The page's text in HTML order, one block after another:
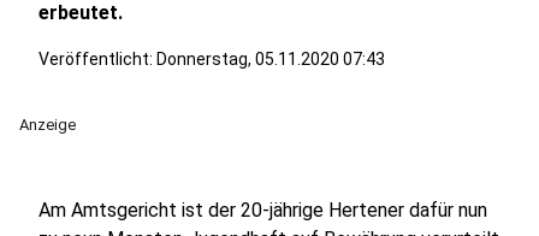
erbeutet.
Veröffentlicht: Donnerstag, 05.11.2020 07:43
Anzeige
Am Amtsgericht ist der 20-jährige Hertener dafür nun